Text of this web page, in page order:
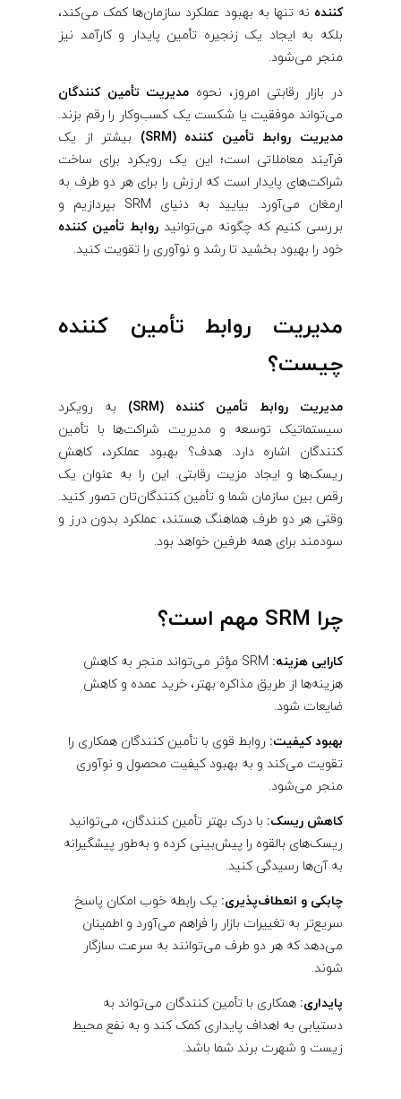
کننده نه تنها به بهبود عملکرد سازمان‌ها کمک می‌کند،
بلکه به ایجاد یک زنجیره تأمین پایدار و کارآمد نیز
منجر می‌شود.
در بازار رقابتی امروز، نحوه مدیریت تأمین ‌کنندگان
می‌تواند موفقیت یا شکست یک کسب‌وکار را رقم بزند.
مدیریت روابط تأمین‌ کننده (SRM)
بیشتر از یک
فرآیند معاملاتی است؛ این یک رویکرد برای ساخت
شراکت‌های پایدار است که ارزش را برای هر دو طرف به
ارمغان می‌آورد. بیایید به دنیای SRM بپردازیم و
بررسی کنیم که چگونه می‌توانید روابط تأمین‌ کننده
خود را بهبود بخشید تا رشد و نوآوری را تقویت کنید.
مدیریت روابط تأمین‌ کننده
چیست؟
مدیریت روابط تأمین‌ کننده (SRM)
به رویکرد
سیستماتیک توسعه و مدیریت شراکت‌ها با تأمین
‌کنندگان اشاره دارد. هدف؟ بهبود عملکرد، کاهش
ریسک‌ها و ایجاد مزیت رقابتی. این را به عنوان یک
رقص بین سازمان شما و تأمین ‌کنندگان‌تان تصور کنید.
وقتی هر دو طرف هماهنگ هستند، عملکرد بدون درز و
سودمند برای همه طرفین خواهد بود.
چرا SRM مهم است؟
کارایی هزینه:
SRM مؤثر می‌تواند منجر به کاهش
هزینه‌ها از طریق مذاکره بهتر، خرید عمده و کاهش
ضایعات شود.
بهبود کیفیت: روابط قوی با تأمین ‌کنندگان همکاری را
تقویت می‌کند و به بهبود کیفیت محصول و نوآوری
منجر می‌شود.
کاهش ریسک: با درک بهتر تأمین ‌کنندگان، می‌توانید
ریسک‌های بالقوه را پیش‌بینی کرده و به‌طور پیشگیرانه
به آن‌ها رسیدگی کنید.
چابکی و انعطاف‌پذیری: یک رابطه خوب امکان پاسخ
سریع‌تر به تغییرات بازار را فراهم می‌آورد و اطمینان
می‌دهد که هر دو طرف می‌توانند به سرعت سازگار
شوند.
پایداری: همکاری با تأمین ‌کنندگان می‌تواند به
دستیابی به اهداف پایداری کمک کند و به نفع محیط
زیست و شهرت برند شما باشد.